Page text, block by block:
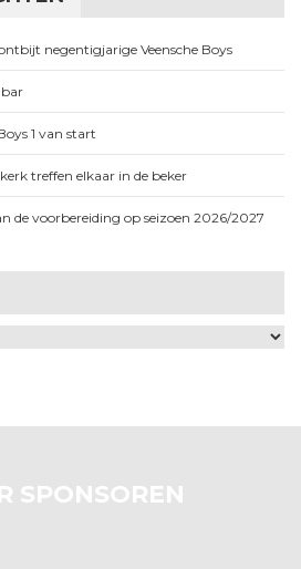
negentigjarige Veensche Boys
1 van start
treffen elkaar in de beker
de voorbereiding op seizoen 2026/2027
SPONSOREN